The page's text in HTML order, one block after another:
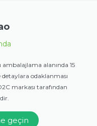
alanında 15
odaklanması
markası tarafından
geçin